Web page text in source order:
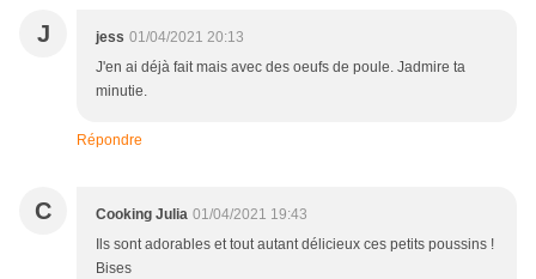
J jess 01/04/2021 20:13
J'en ai déjà fait mais avec des oeufs de poule. Jadmire ta
minutie.
Répondre
C Cooking Julia 01/04/2021 19:43
Ils sont adorables et tout autant délicieux ces petits poussins !
Bises